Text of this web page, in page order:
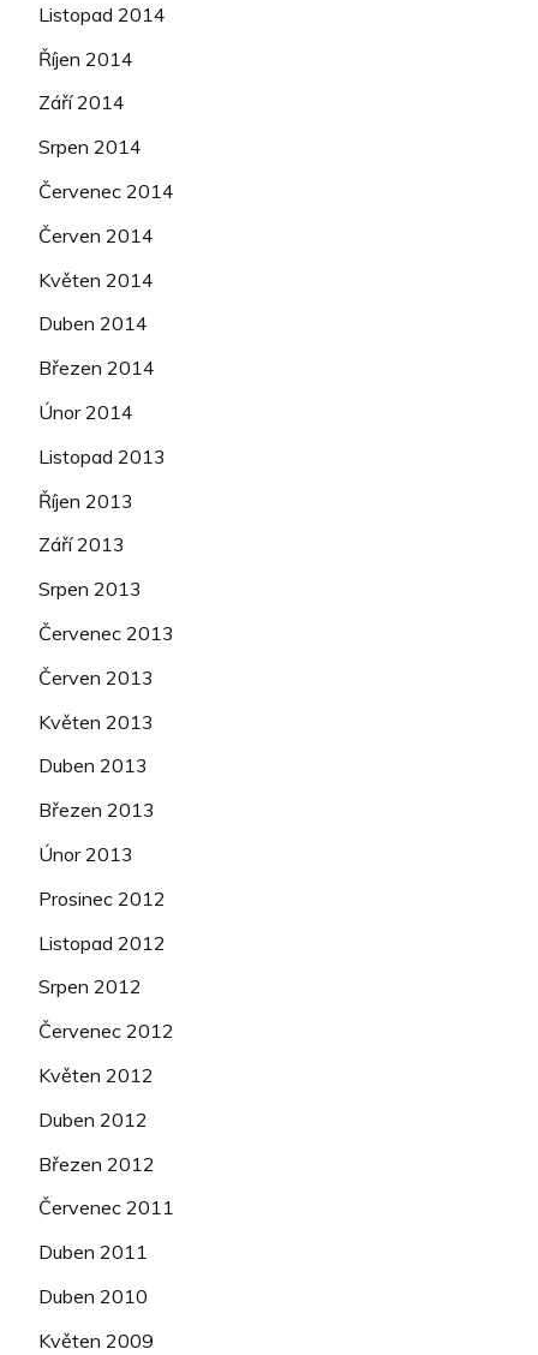
Listopad 2014
Říjen 2014
Září 2014
Srpen 2014
Červenec 2014
Červen 2014
Květen 2014
Duben 2014
Březen 2014
Únor 2014
Listopad 2013
Říjen 2013
Září 2013
Srpen 2013
Červenec 2013
Červen 2013
Květen 2013
Duben 2013
Březen 2013
Únor 2013
Prosinec 2012
Listopad 2012
Srpen 2012
Červenec 2012
Květen 2012
Duben 2012
Březen 2012
Červenec 2011
Duben 2011
Duben 2010
Květen 2009